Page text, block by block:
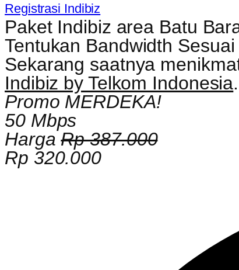
Registrasi Indibiz
Paket Indibiz area Batu
Tentukan Bandwidth
Sekarang saatnya
Indibiz by Telkom Indonesia.
Promo MERDEKA!
50 Mbps
HargaRp 387.000
Rp 320.000